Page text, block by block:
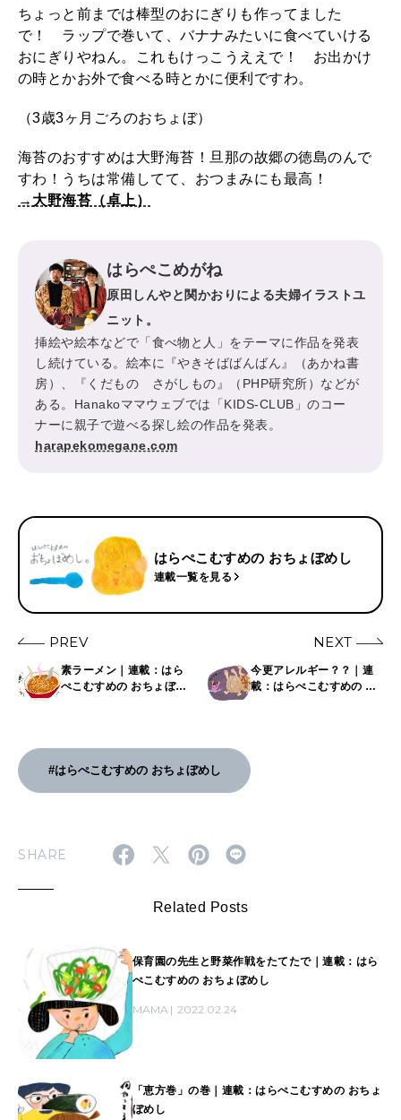
2026年1月号「猫がいれば、幸せ」
2025年12月号「お酒の新常識。」
ちょっと前までは棒型のおにぎりも作ってました
で！ ラップで巻いて、バナナみたいに食べていける
おにぎりやねん。これもけっこうええで！ お出かけ
の時とかお外で食べる時とかに便利ですわ。
（3歳3ヶ月ごろのおちょぼ）
海苔のおすすめは大野海苔！旦那の故郷の徳島のんで
すわ！うちは常備してて、おつまみにも最高！
→大野海苔（卓上）
はらぺこめがね
原田しんやと関かおりによる夫婦イラストユ
ニット。
挿絵や絵本などで「食べ物と人」をテーマに作品を発表
し続けている。絵本に『やきそばばんばん』（あかね書
房）、『くだもの さがしもの』（PHP研究所）などが
ある。Hanakoママウェブでは「KIDS-CLUB」のコー
ナーに親子で遊べる探し絵の作品を発表。
harapekomegane.com
はらぺこむすめの おちょぼめし
連載一覧を見る
PREV
素ラーメン｜連載：はら
ぺこむすめの おちょぼめ
NEXT
今更アレルギー？？｜連
載：はらぺこむすめの お
#はらぺこむすめの おちょぼめし
SHARE
Related Posts
保育園の先生と野菜作戦をたてたで｜連載：はら
ぺこむすめの おちょぼめし
MAMA 2022.02.24
「恵方巻」の巻｜連載：はらぺこむすめの おちょ
ぼめし